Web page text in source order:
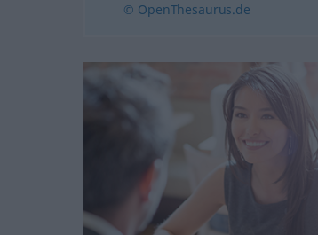
© OpenThesaurus.de